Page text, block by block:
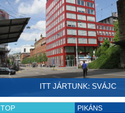
ITT JÁRTUNK: SVÁJC
TOP PIKÁNS